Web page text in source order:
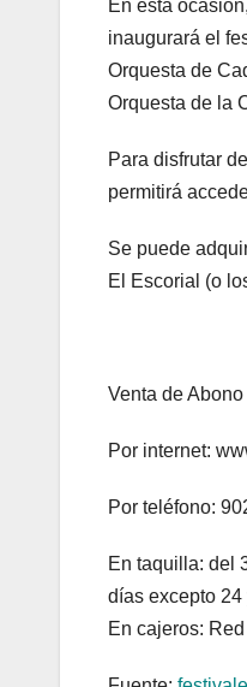
En esta
inaugurará el
Orquesta de
Orquesta de la
Para disfrutar
permitirá
Se puede
El Escorial (o
Venta de
Por internet:
Por teléfono:
En taquilla: del
días excepto
En cajeros: